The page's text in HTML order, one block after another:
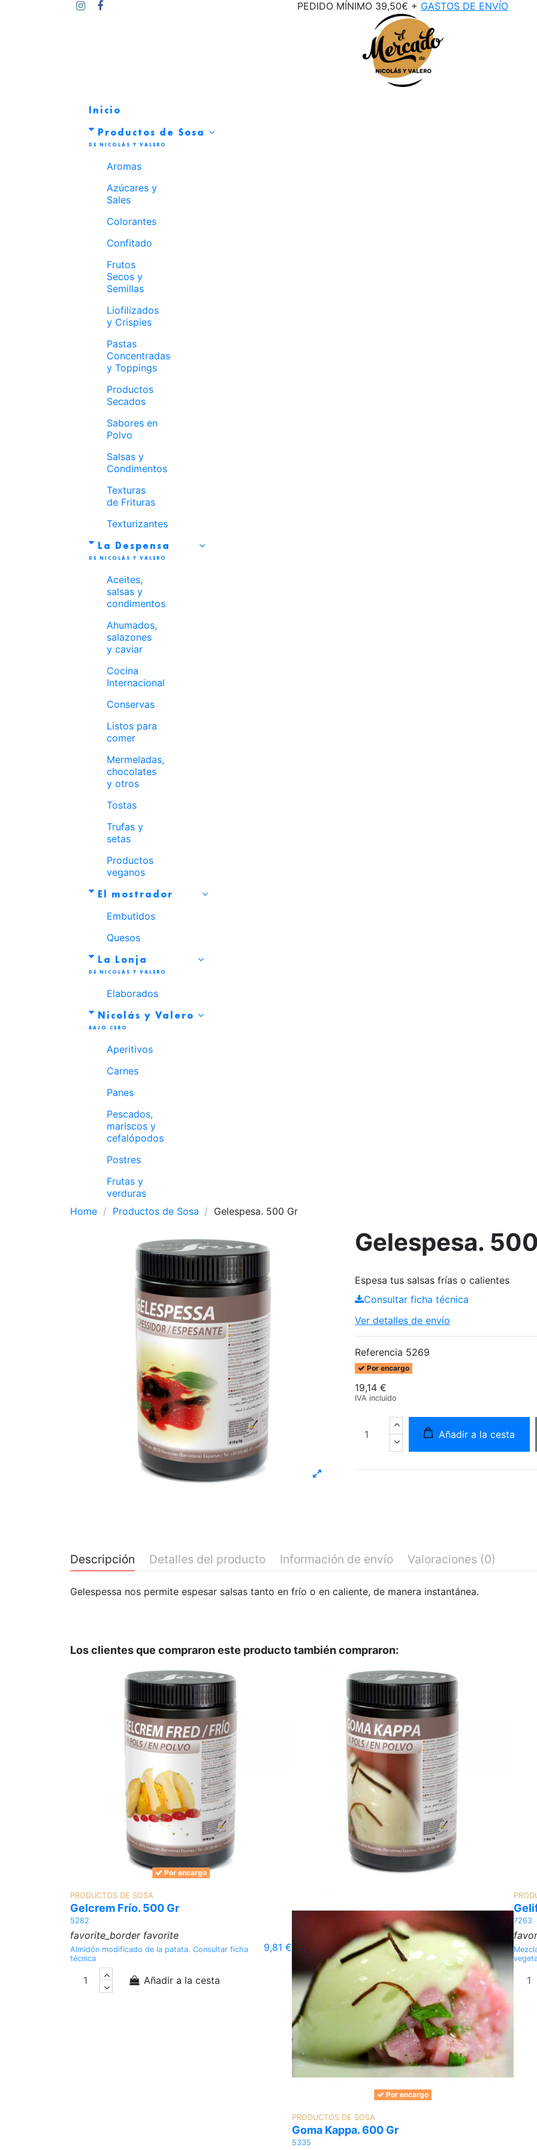
PEDIDO MÍNIMO 39,50€ + GASTOS DE ENVÍO
Inicio
Productos de Sosa
Aromas
Azúcares y
Sales
Colorantes
Confitado
Frutos
Secos y
Semillas
Liofilizados
y Crispies
Pastas
Concentradas
y Toppings
Productos
Secados
Sabores en
Polvo
Salsas y
Condimentos
Texturas
de Frituras
Texturizantes
La Despensa
Aceites,
salsas y
condimentos
Ahumados,
salazones
y caviar
Cocina
Internacional
Conservas
Listos para
comer
Mermeladas,
chocolates
y otros
Tostas
Trufas y
setas
Productos
veganos
El mostrador
Embutidos
Quesos
La Lonja
Elaborados
Nicolás y Valero
Aperitivos
Carnes
Panes
Pescados,
mariscos y
cefalópodos
Postres
Frutas y
verduras
Home
Productos de Sosa Gelespesa. 500 Gr
Gelespesa.
Espesa tus salsas frías o calientes
Consultar ficha técnica
Ver detalles de envío
Referencia 5269
Por encargo
19,14 €
IVA incluido
Añadir a la cesta
Descripción Detalles del producto Información de envío Valoraciones (0)
Gelespessa nos permite espesar salsas tanto en frío o en caliente, de manera instantánea.
Los clientes que compraron este producto también compraron:
Por encargo
PRODUCTOS DE SOSA
Gelcrem Frío. 500 Gr
5282
favorite_border favorite
9,81 €
Almidón modificado de la patata. Consultar ficha
técnica
Añadir a la cesta
Por encargo
PRODUCTOS DE SOSA
Goma Kappa. 600 Gr
5335
7263